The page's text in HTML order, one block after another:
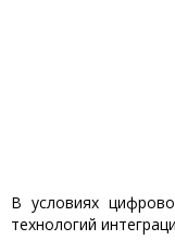
В условиях
технологий